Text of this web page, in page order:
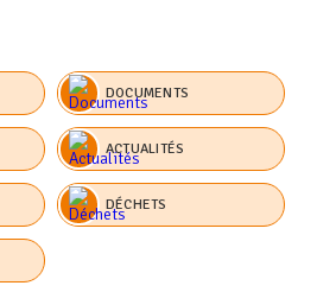
DOCUMENTS
ACTUALITÉS
DÉCHETS